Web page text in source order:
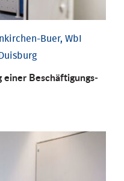
Buer, WbI
einer Be­schäftigungs­